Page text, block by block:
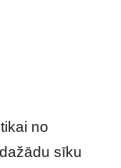
no
sīku